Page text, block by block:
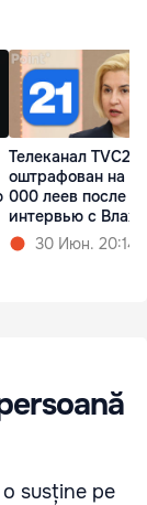
Телеканал TVC21
оштрафован на 10
000 леев после
интервью с Влах
30 Июн. 20:14
susține pe